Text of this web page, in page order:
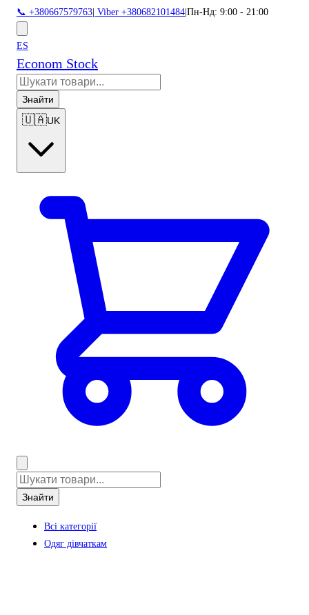
📞 +380667579763 Viber +380682101484 Пн-Нд: 9:00 - 21:00
ES
Econom Stock
Знайти
🇺🇦UK
Знайти
Всі категорії
Одяг дівчаткам